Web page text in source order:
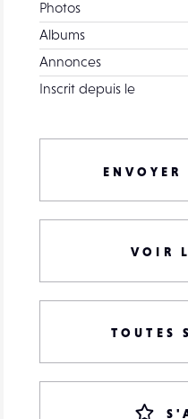
Photos
Albums
Annonces
Inscrit depuis le
ENVOYER
VOIR
TOUTES